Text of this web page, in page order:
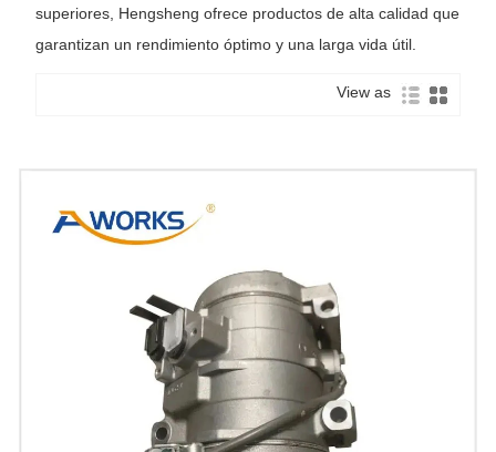
superiores, Hengsheng ofrece productos de alta calidad que
garantizan un rendimiento óptimo y una larga vida útil.
View as